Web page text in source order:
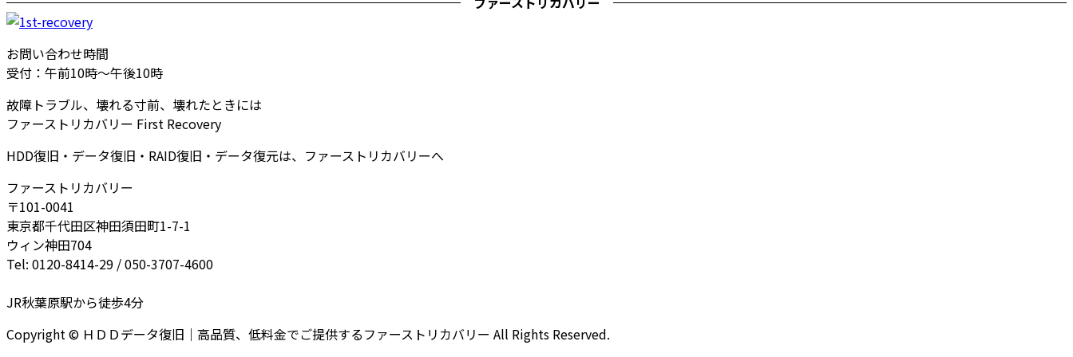
お問い合わせ時間
受付：午前10時～午後10時
故障トラブル、壊れる寸前、壊れたときには
ファーストリカバリー First Recovery
HDD復旧・データ復旧・RAID復旧・データ復元は、ファーストリカバリーへ
ファーストリカバリー
〒101-0041
東京都千代田区神田須田町1-7-1
ウィン神田704
Tel: 0120-8414-29 / 050-3707-4600
JR秋葉原駅から徒歩4分
Copyright © ＨＤＤデータ復旧｜高品質、低料金でご提供するファーストリカバリー All Rights Reserved.